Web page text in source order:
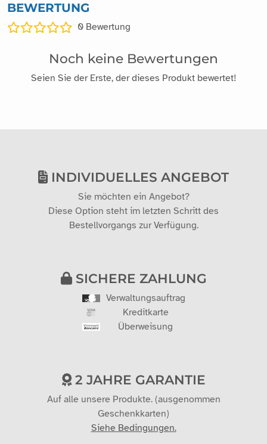
BEWERTUNG
0 Bewertung
Noch keine Bewertungen
Seien Sie der Erste, der dieses Produkt bewertet!
INDIVIDUELLES ANGEBOT
Sie möchten ein Angebot?
Diese Option steht im letzten Schritt des
Bestellvorgangs zur Verfügung.
SICHERE ZAHLUNG
Verwaltungsauftrag
Kreditkarte
Überweisung
2 JAHRE GARANTIE
Auf alle unsere Produkte. (ausgenommen
Geschenkkarten)
Siehe Bedingungen.